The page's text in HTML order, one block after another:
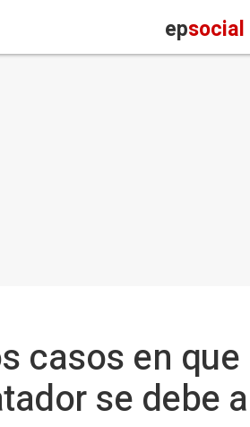
epsocial
casos en
se debe